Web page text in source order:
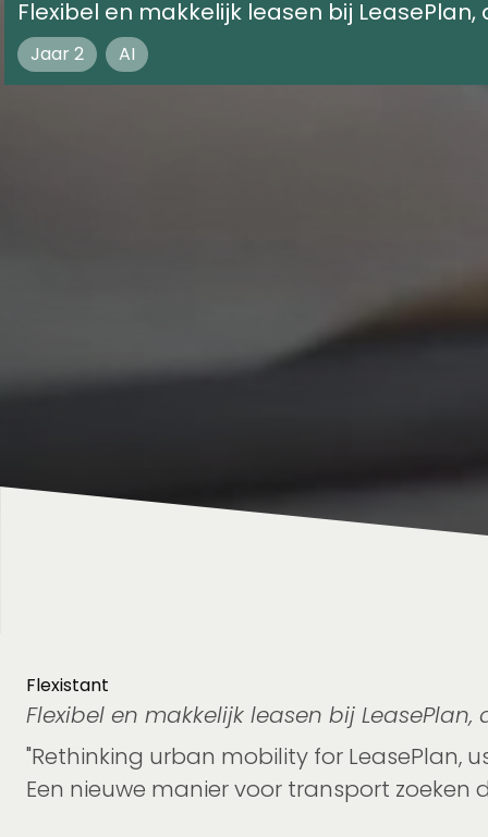
Flexibel en makkelijk leasen bij LeasePlan,
Jaar 2 AI
Flexistant
Flexibel en makkelijk leasen bij LeasePlan,
"Rethinking urban mobility for LeasePlan,
Een nieuwe manier voor transport zoeken